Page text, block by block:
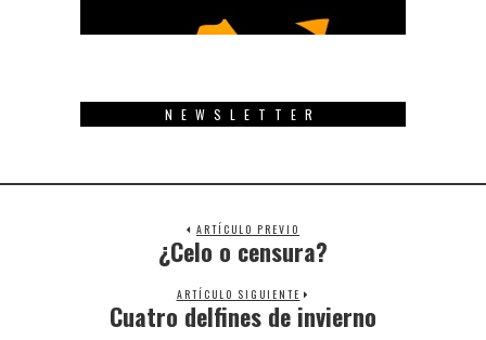
NEWSLETTER
ARTÍCULO PREVIO
Previous
¿Celo o censura?
ARTÍCULO SIGUIENTE
Next
Cuatro delfines de invierno